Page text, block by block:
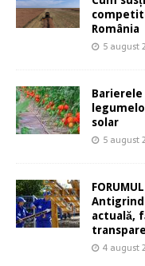
România
5 august
solar
5 august
actuală,
4 august